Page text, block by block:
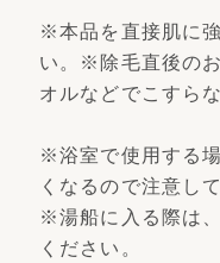
※本品を直接肌に
い。※除毛直後の
オルなどでこすら
※浴室で使用する
くなるので注意し
※湯船に入る際は
ください。